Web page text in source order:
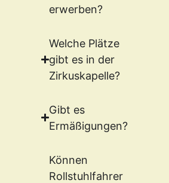
erwerben?
Welche Plätze
gibt es in der
Zirkuskapelle?
Gibt es
Ermäßigungen?
Können
Rollstuhlfahrer